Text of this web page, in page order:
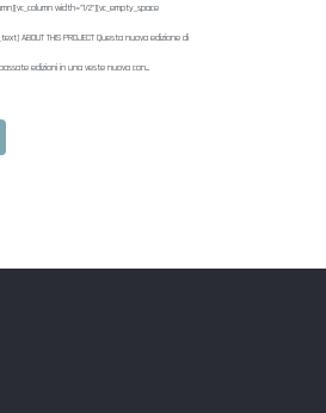
width="1/2"][vc_empty_space
ABOUT THIS PROJECT Questa nuova edizione di
edizioni in una veste nuova con...